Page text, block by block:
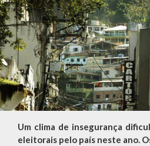
Um clima de insegurança
eleitorais pelo país neste ano.